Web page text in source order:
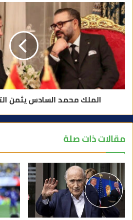
الملك محمد السادس يثمن
مقالات ذات صلة